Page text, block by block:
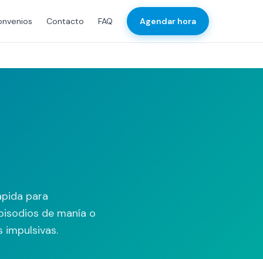
Contacto FAQ Agendar hora
para
de manía o
impulsivas.